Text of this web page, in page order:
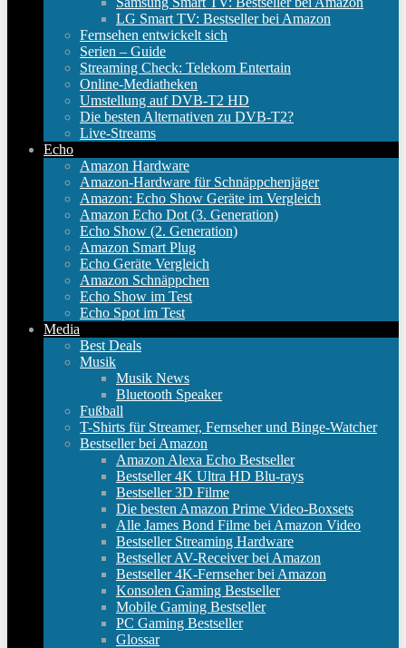
LG Smart TV: Bestseller bei Amazon
Fernsehen entwickelt sich
Serien – Guide
Streaming Check: Telekom Entertain
Online-Mediatheken
Umstellung auf DVB-T2 HD
Die besten Alternativen zu DVB-T2?
Live-Streams
Echo
Amazon Hardware
Amazon-Hardware für Schnäppchenjäger
Amazon: Echo Show Geräte im Vergleich
Amazon Echo Dot (3. Generation)
Echo Show (2. Generation)
Amazon Smart Plug
Echo Geräte Vergleich
Amazon Schnäppchen
Echo Show im Test
Echo Spot im Test
Media
Best Deals
Musik
Musik News
Bluetooth Speaker
Fußball
T-Shirts für Streamer, Fernseher und Binge-Watcher
Bestseller bei Amazon
Amazon Alexa Echo Bestseller
Bestseller 4K Ultra HD Blu-rays
Bestseller 3D Filme
Die besten Amazon Prime Video-Boxsets
Alle James Bond Filme bei Amazon Video
Bestseller Streaming Hardware
Bestseller AV-Receiver bei Amazon
Bestseller 4K-Fernseher bei Amazon
Konsolen Gaming Bestseller
Mobile Gaming Bestseller
PC Gaming Bestseller
Glossar